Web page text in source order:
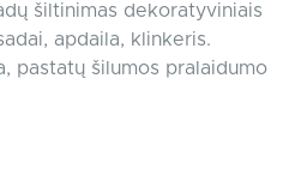
šiltinimas dekoratyviniais
apdaila, klinkeris.
pastatų šilumos pralaidumo